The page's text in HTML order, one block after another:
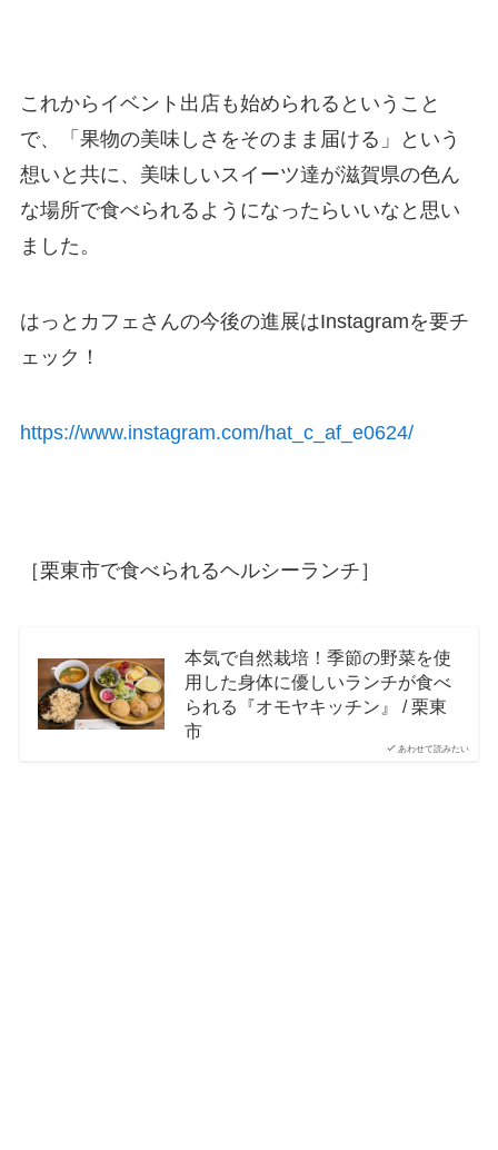
これからイベント出店も始められるということ
で、「果物の美味しさをそのまま届ける」という
想いと共に、美味しいスイーツ達が滋賀県の色ん
な場所で食べられるようになったらいいなと思い
ました。
はっとカフェさんの今後の進展はInstagramを要チ
ェック！
https://www.instagram.com/hat_c_af_e0624/
［栗東市で食べられるヘルシーランチ］
あわせて読みたい
本気で自然栽培！季節の野菜を使
用した身体に優しいランチが食べ
られる『オモヤキッチン』 / 栗東
市